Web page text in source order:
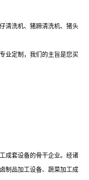
清洗机、猪蹄清洗机、猪头
业定制，我们的主旨是您买
成套设备的骨干企业。经诸
制品加工设备、蔬菜加工成